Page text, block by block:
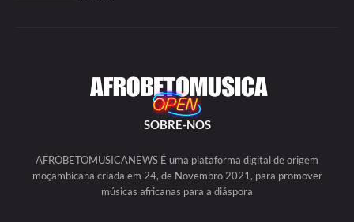
SOBRE-NOS
AFROBETOMUSICANEWS É uma plataforma digital de origem
moçambicana criada em 24, de Novembro 2021, para promover
músicas africanas para a diáspora